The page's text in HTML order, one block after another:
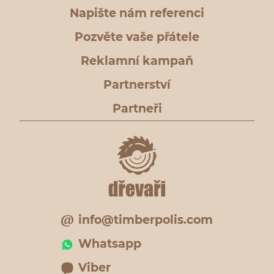
Napište nám referenci
Pozvěte vaše přátele
Reklamní kampaň
Partnerství
Partneři
info@timberpolis.com
Whatsapp
Viber